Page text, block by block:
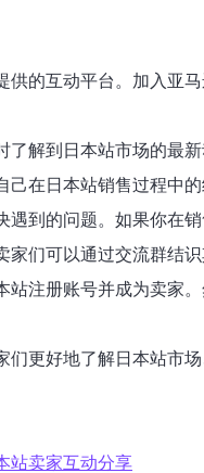
的互动平台。加入亚
解到日本站市场的最
在日本站销售过程中
到的问题。如果你在
们可以通过交流群结
注册账号并成为卖家
更好地了解日本站市
站卖家互动分享